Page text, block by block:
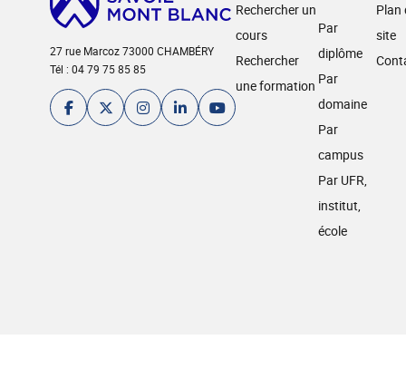
27 rue Marcoz 73000 CHAMBÉRY
Tél : 04 79 75 85 85
Rechercher un
cours
Rechercher
une formation
Par
diplôme
Par
domaine
Par
campus
Par UFR,
institut,
école
Plan
site